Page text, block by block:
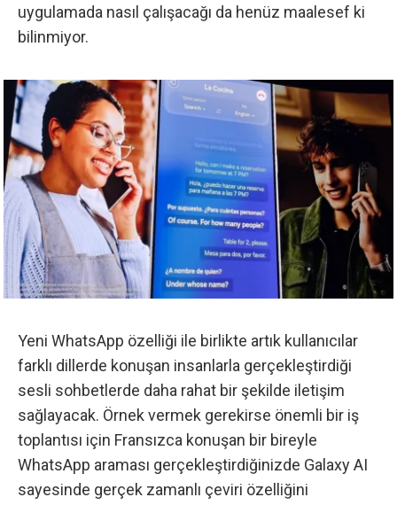
uygulamada nasıl çalışacağı da henüz maalesef ki
bilinmiyor.
Yeni WhatsApp özelliği ile birlikte artık kullanıcılar
farklı dillerde konuşan insanlarla gerçekleştirdiği
sesli sohbetlerde daha rahat bir şekilde iletişim
sağlayacak. Örnek vermek gerekirse önemli bir iş
toplantısı için Fransızca konuşan bir bireyle
WhatsApp araması gerçekleştirdiğinizde Galaxy AI
sayesinde gerçek zamanlı çeviri özelliğini